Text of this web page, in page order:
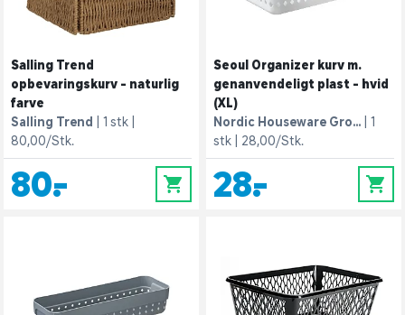
Salling Trend
opbevaringskurv - naturlig
farve
Salling Trend
1 stk
80,00/Stk.
80,- 0
Seoul Organizer kurv m.
genanvendeligt plast - hvid
(XL)
Nordic Houseware Gro...
1
stk
28,00/Stk.
28,- 0